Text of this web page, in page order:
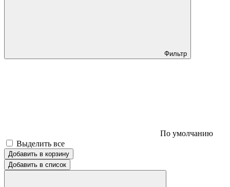
Фильтр
По умолчанию
Выделить все
Добавить в корзину
Добавить в список